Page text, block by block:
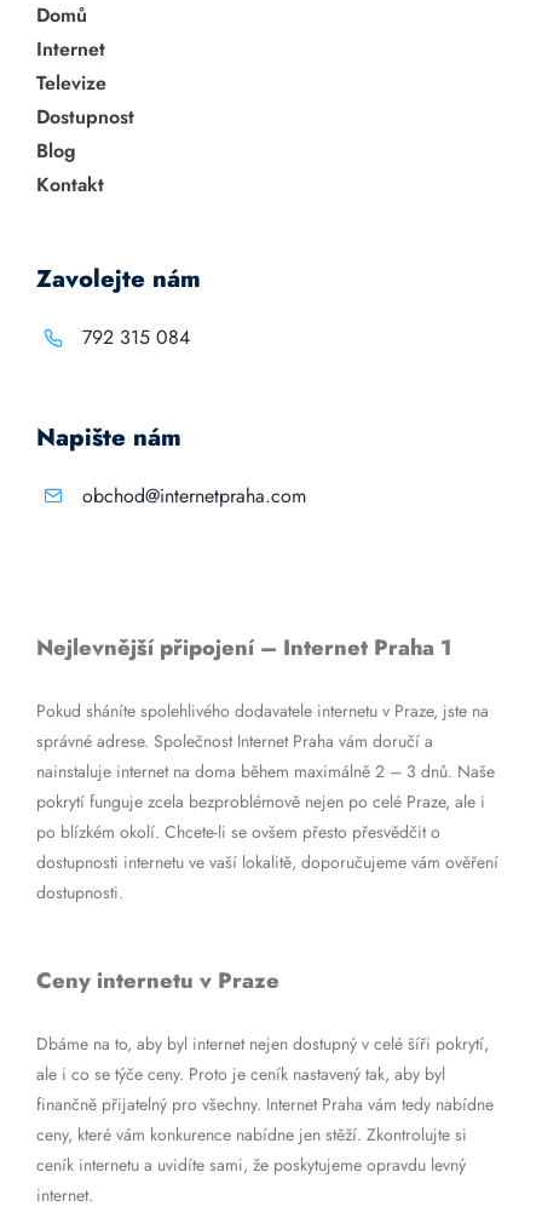
Domů
Internet
Televize
Dostupnost
Blog
Kontakt
Zavolejte nám
792 315 084
Napište nám
obchod@internetpraha.com
Nejlevnější připojení – Internet Praha 1
Pokud sháníte spolehlivého dodavatele internetu v Praze, jste na
správné adrese. Společnost Internet Praha vám doručí a
nainstaluje internet na doma během maximálně 2 – 3 dnů. Naše
pokrytí funguje zcela bezproblémově nejen po celé Praze, ale i
po blízkém okolí. Chcete-li se ovšem přesto přesvědčit o
dostupnosti internetu ve vaší lokalitě, doporučujeme vám ověření
dostupnosti.
Ceny internetu v Praze
Dbáme na to, aby byl internet nejen dostupný v celé šíři pokrytí,
ale i co se týče ceny. Proto je ceník nastavený tak, aby byl
finančně přijatelný pro všechny. Internet Praha vám tedy nabídne
ceny, které vám konkurence nabídne jen stěží. Zkontrolujte si
ceník internetu a uvidíte sami, že poskytujeme opravdu levný
internet.